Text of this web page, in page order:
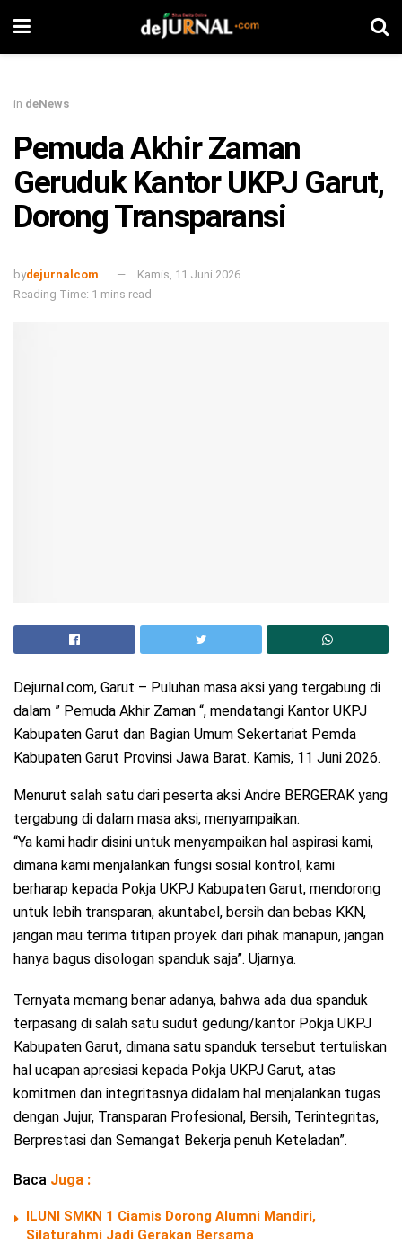
in deNews
Pemuda Akhir Zaman
Geruduk Kantor UKPJ Garut,
Dorong Transparansi
bydejurnalcom
Kamis, 11 Juni 2026
Reading Time: 1 mins read
Dejurnal.com, Garut – Puluhan masa aksi yang tergabung di
dalam ” Pemuda Akhir Zaman “, mendatangi Kantor UKPJ
Kabupaten Garut dan Bagian Umum Sekertariat Pemda
Kabupaten Garut Provinsi Jawa Barat. Kamis, 11 Juni 2026.
Menurut salah satu dari peserta aksi Andre BERGERAK yang
tergabung di dalam masa aksi, menyampaikan.
“Ya kami hadir disini untuk menyampaikan hal aspirasi kami,
dimana kami menjalankan fungsi sosial kontrol, kami
berharap kepada Pokja UKPJ Kabupaten Garut, mendorong
untuk lebih transparan, akuntabel, bersih dan bebas KKN,
jangan mau terima titipan proyek dari pihak manapun, jangan
hanya bagus disologan spanduk saja”. Ujarnya.
Ternyata memang benar adanya, bahwa ada dua spanduk
terpasang di salah satu sudut gedung/kantor Pokja UKPJ
Kabupaten Garut, dimana satu spanduk tersebut tertuliskan
hal ucapan apresiasi kepada Pokja UKPJ Garut, atas
komitmen dan integritasnya didalam hal menjalankan tugas
dengan Jujur, Transparan Profesional, Bersih, Terintegritas,
Berprestasi dan Semangat Bekerja penuh Keteladan”.
Baca Juga :
ILUNI SMKN 1 Ciamis Dorong Alumni Mandiri,
Silaturahmi Jadi Gerakan Bersama